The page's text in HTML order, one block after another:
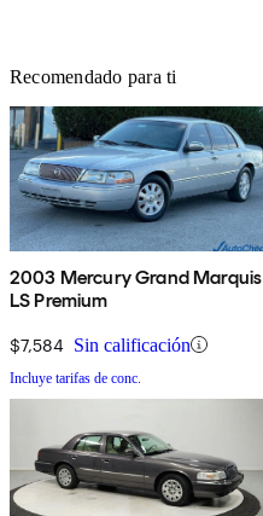
Recomendado para ti
2003 Mercury Grand Marquis
LS Premium
$7,584 Sin calificación
Incluye tarifas de conc.